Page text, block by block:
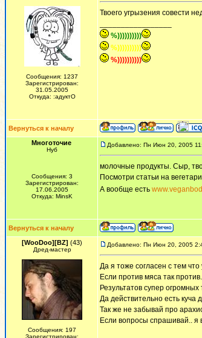
Сообщения: 1237
Зарегистрирован:
31.05.2005
Откуда: :адуктО
Твоего угрызения совести
%))))))))))
%))))))))))
%))))))))))
Вернуться к началу
Многоточие
Нуб
Сообщения: 3
Зарегистрирован:
17.06.2005
Откуда: MinsK
Добавлено: Пн Июн 20, 2005
молочные продукты. Сыр,
Посмотри статьи на
А вообще есть
Вернуться к началу
[WooDoo][BZ] (43)
Дред-мастер
Сообщения: 197
Зарегистрирован:
Добавлено: Пн Июн 20, 2005
Да я тоже согласен с тем
Если против мяса так
Результатов супер
Да действительно есть куча
Так же не забывай про
Если вопросы спрашивай..